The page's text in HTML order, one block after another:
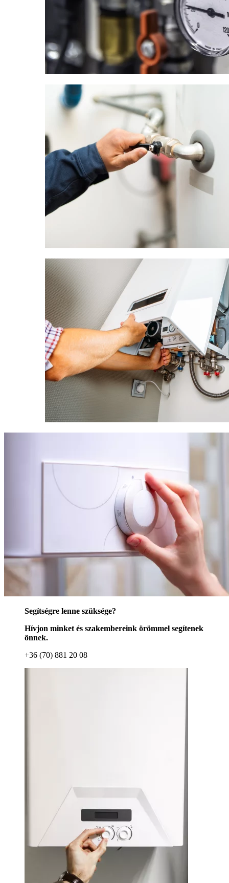
Segítségre lenne szüksége?
Hívjon minket és szakembereink örömmel segítenek
önnek.
+36 (70) 881 20 08